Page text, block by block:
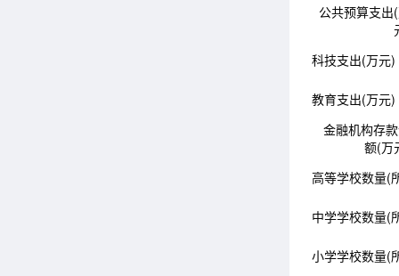
公共预算支出
科技支出(万元)
教育支出(万元)
金融机构存
额(万
高等学校数量(
中学学校数量(
小学学校数量(